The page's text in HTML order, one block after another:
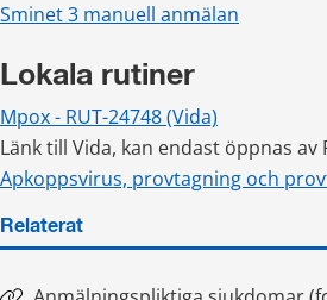
Sminet 3 manuell anmälan
Lokala rutiner
Mpox - RUT-24748 (Vida)
Länk till Vida, kan endast öppnas
Apkoppsvirus, provtagning och
Relaterat